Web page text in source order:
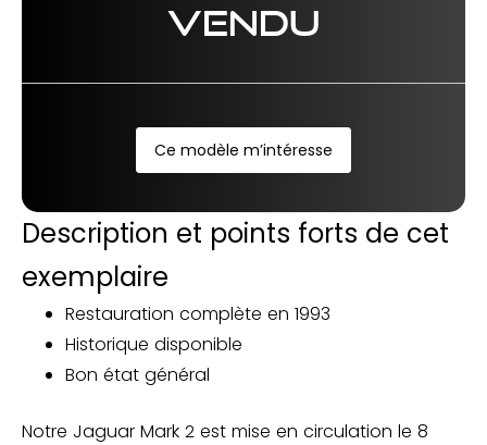
VENDU
Ce modèle m’intéresse
Description et points forts de cet
exemplaire
Restauration complète en 1993
Historique disponible
Bon état général
Notre Jaguar Mark 2 est mise en circulation le 8